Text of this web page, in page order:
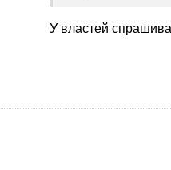
У властей